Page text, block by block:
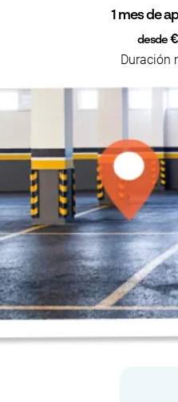
1 mes de
desde€
Duración